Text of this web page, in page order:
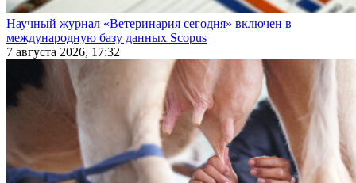
Научный журнал «Ветеринария сегодня» включен в
международную базу данных Scopus
7 августа 2026, 17:32